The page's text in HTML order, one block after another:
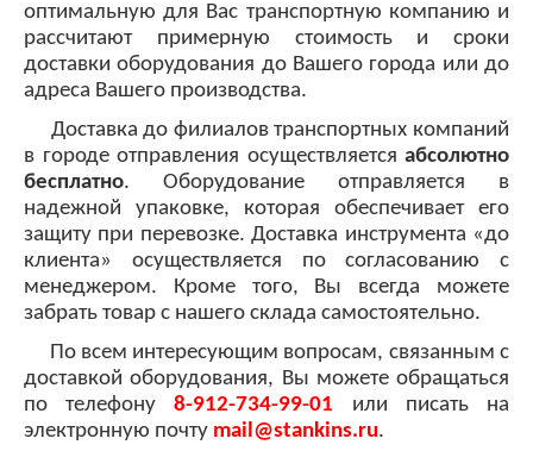
оптимальную для Вас транспортную компанию и
рассчитают примерную стоимость и сроки
доставки оборудования до Вашего города или до
адреса Вашего производства.
Доставка до филиалов транспортных компаний
в городе отправления осуществляется абсолютно
бесплатно. Оборудование отправляется в
надежной упаковке, которая обеспечивает его
защиту при перевозке.Доставка инструмента «до
клиента» осуществляется по согласованию с
менеджером. Кроме того, Вы всегда можете
забрать товар с нашего склада самостоятельно.
По всем интересующим вопросам, связанным с
доставкой оборудования, Вы можете обращаться
по телефону8-912-734-99-01 или писать на
электронную почту mail@stankins.ru.